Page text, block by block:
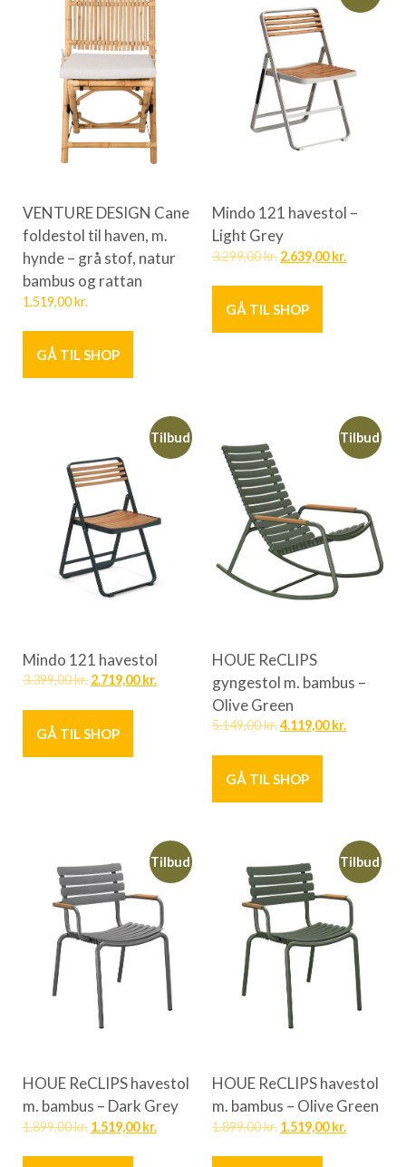
VENTURE DESIGN Cane
foldestol til haven, m.
hynde – grå stof, natur
bambus og rattan
1.519,00kr.
GÅ TIL SHOP
Mindo 121 havestol –
Light Grey
3.299,00kr. 2.639,00kr.
GÅ TIL SHOP
Tilbud
Mindo 121 havestol
3.399,00kr. 2.719,00kr.
GÅ TIL SHOP
Tilbud
HOUE ReCLIPS
gyngestol m. bambus –
Olive Green
5.149,00kr.4.119,00kr.
GÅ TIL SHOP
Tilbud
HOUE ReCLIPS havestol
m. bambus – Dark Grey
1.899,00kr. 1.519,00kr.
Tilbud
HOUE ReCLIPS havestol
m. bambus – Olive Green
1.899,00kr. 1.519,00kr.